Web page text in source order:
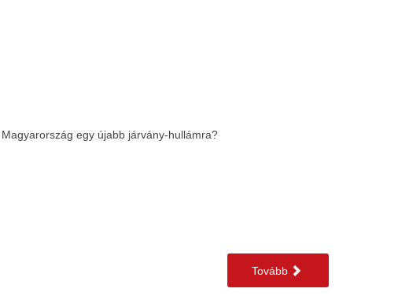
egy újabb járvány-hullámra?
Tovább